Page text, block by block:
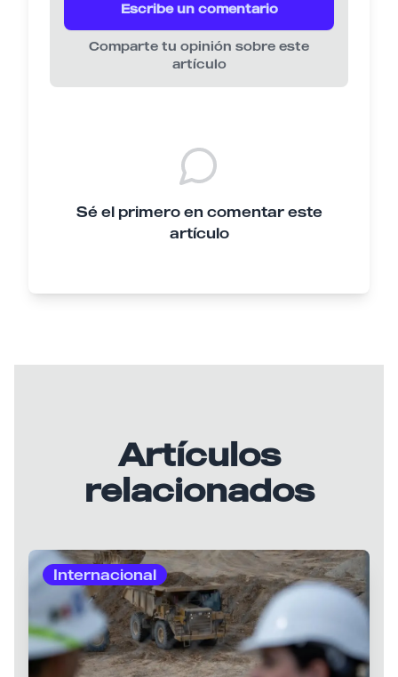
Escribe un comentario
Comparte tu opinión sobre este
artículo
Sé el primero en comentar este
artículo
Artículos
relacionados
Internacional